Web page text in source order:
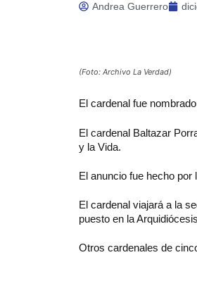
Andrea Guerrero
(Foto: Archivo La Verdad)
El cardenal fue nombrado
El cardenal Baltazar
y la Vida.
El anuncio fue hecho por
El cardenal viajará a la
puesto en la
Otros cardenales de